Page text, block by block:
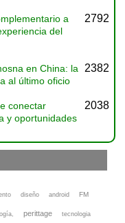
a
del
2792
en China: la
al último oficio
2382
conectar
y oportunidades
2038
diseño android FM
perittage tecnologia